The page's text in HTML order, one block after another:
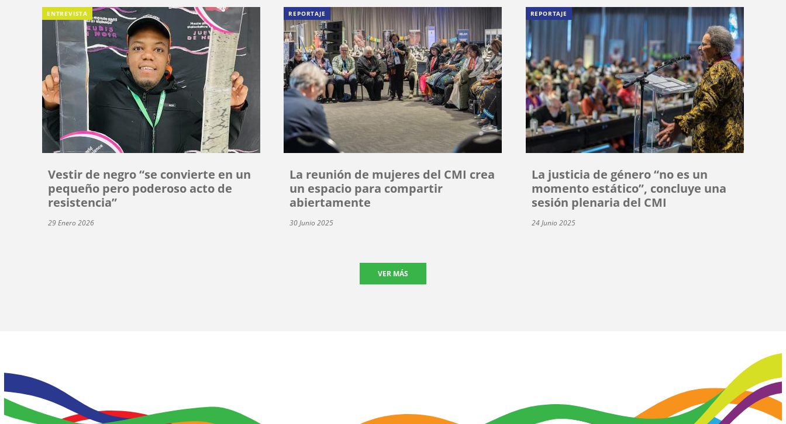
ENTREVISTA
Vestir de negro “se convierte en un
pequeño pero poderoso acto de
resistencia”
29 Enero 2026
REPORTAJE
La reunión de mujeres del CMI crea
un espacio para compartir
abiertamente
30 Junio 2025
REPORTAJE
La justicia de género “no es un
momento estático”, concluye una
sesión plenaria del CMI
24 Junio 2025
VER MÁS